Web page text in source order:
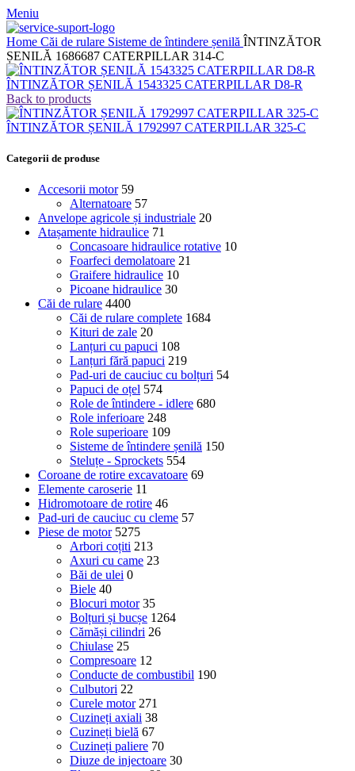
Meniu
Home Căi de rulare Sisteme de întindere șenilă ÎNTINZĂTOR
ȘENILĂ 1686687 CATERPILLAR 314-C
ÎNTINZĂTOR ȘENILĂ 1543325 CATERPILLAR D8-R
Back to products
ÎNTINZĂTOR ȘENILĂ 1792997 CATERPILLAR 325-C
Categorii de produse
Accesorii motor 59
Alternatoare 57
Anvelope agricole și industriale 20
Atașamente hidraulice 71
Concasoare hidraulice rotative 10
Foarfeci demolatoare 21
Graifere hidraulice 10
Picoane hidraulice 30
Căi de rulare 4400
Căi de rulare complete 1684
Kituri de zale 20
Lanțuri cu papuci 108
Lanțuri fără papuci 219
Pad-uri de cauciuc cu bolțuri 54
Papuci de oțel 574
Role de întindere - idlere 680
Role inferioare 248
Role superioare 109
Sisteme de întindere șenilă 150
Steluțe - Sprockets 554
Coroane de rotire excavatoare 69
Elemente caroserie 11
Hidromotoare de rotire 46
Pad-uri de cauciuc cu cleme 57
Piese de motor 5275
Arbori coțiti 213
Axuri cu came 23
Băi de ulei 0
Biele 40
Blocuri motor 35
Bolțuri și bucșe 1264
Cămăși cilindri 26
Chiulase 25
Compresoare 12
Conducte de combustibil 190
Culbutori 22
Curele motor 271
Cuzineți axiali 38
Cuzineți bielă 67
Cuzineți paliere 70
Diuze de injectoare 30